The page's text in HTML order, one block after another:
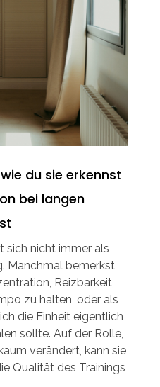
du sie erkennst
bei langen
sich nicht immer als
Manchmal bemerkst
Reizbarkeit,
zu halten, oder als
die Einheit eigentlich
sollte. Auf der Rolle,
verändert, kann sie
Qualität des Trainings